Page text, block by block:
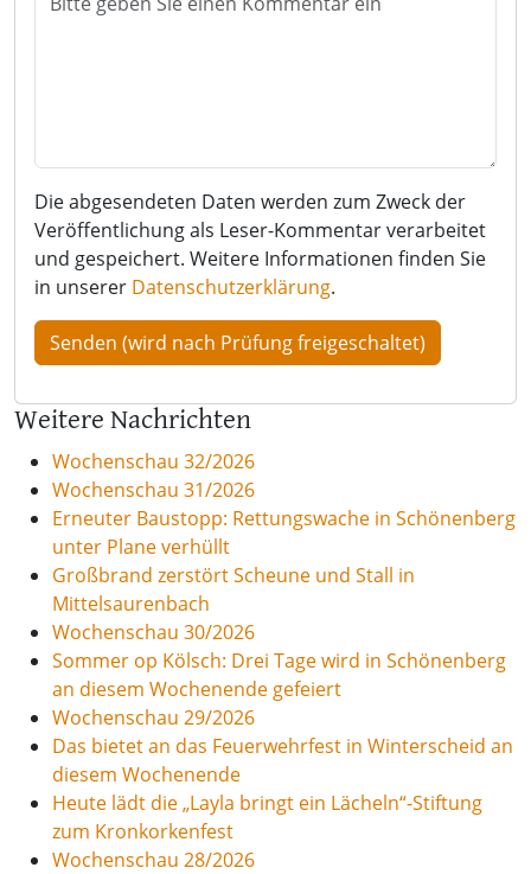
Die abgesendeten Daten werden zum Zweck der
Veröffentlichung als Leser-Kommentar verarbeitet
und gespeichert. Weitere Informationen finden Sie
in unserer Datenschutzerklärung.
Weitere Nachrichten
Wochenschau 32/2026
Wochenschau 31/2026
Erneuter Baustopp: Rettungswache in Schönenberg
unter Plane verhüllt
Großbrand zerstört Scheune und Stall in
Mittelsaurenbach
Wochenschau 30/2026
Sommer op Kölsch: Drei Tage wird in Schönenberg
an diesem Wochenende gefeiert
Wochenschau 29/2026
Das bietet an das Feuerwehrfest in Winterscheid an
diesem Wochenende
Heute lädt die „Layla bringt ein Lächeln“-Stiftung
zum Kronkorkenfest
Wochenschau 28/2026